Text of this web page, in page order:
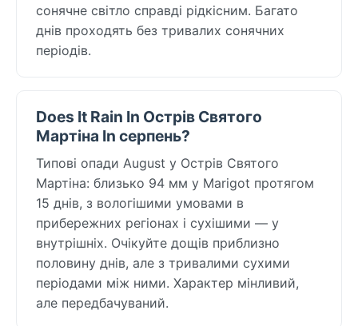
сонячне світло справді рідкісним. Багато
днів проходять без тривалих сонячних
періодів.
Does It Rain In Острів Святого
Мартіна In серпень?
Типові опади August у Острів Святого
Мартіна: близько 94 мм у Marigot протягом
15 днів, з вологішими умовами в
прибережних регіонах і сухішими — у
внутрішніх. Очікуйте дощів приблизно
половину днів, але з тривалими сухими
періодами між ними. Характер мінливий,
але передбачуваний.